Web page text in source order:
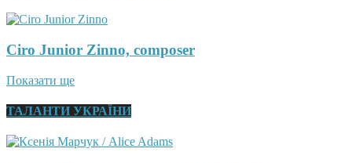
Ciro Junior Zinno, composer
Показати ще
ТАЛАНТИ УКРАЇНИ